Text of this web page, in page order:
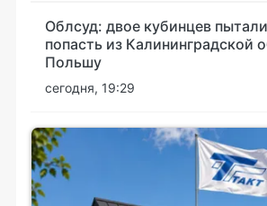
Облсуд: двое кубинцев
попасть из Калининградской
Польшу
сегодня, 19:29